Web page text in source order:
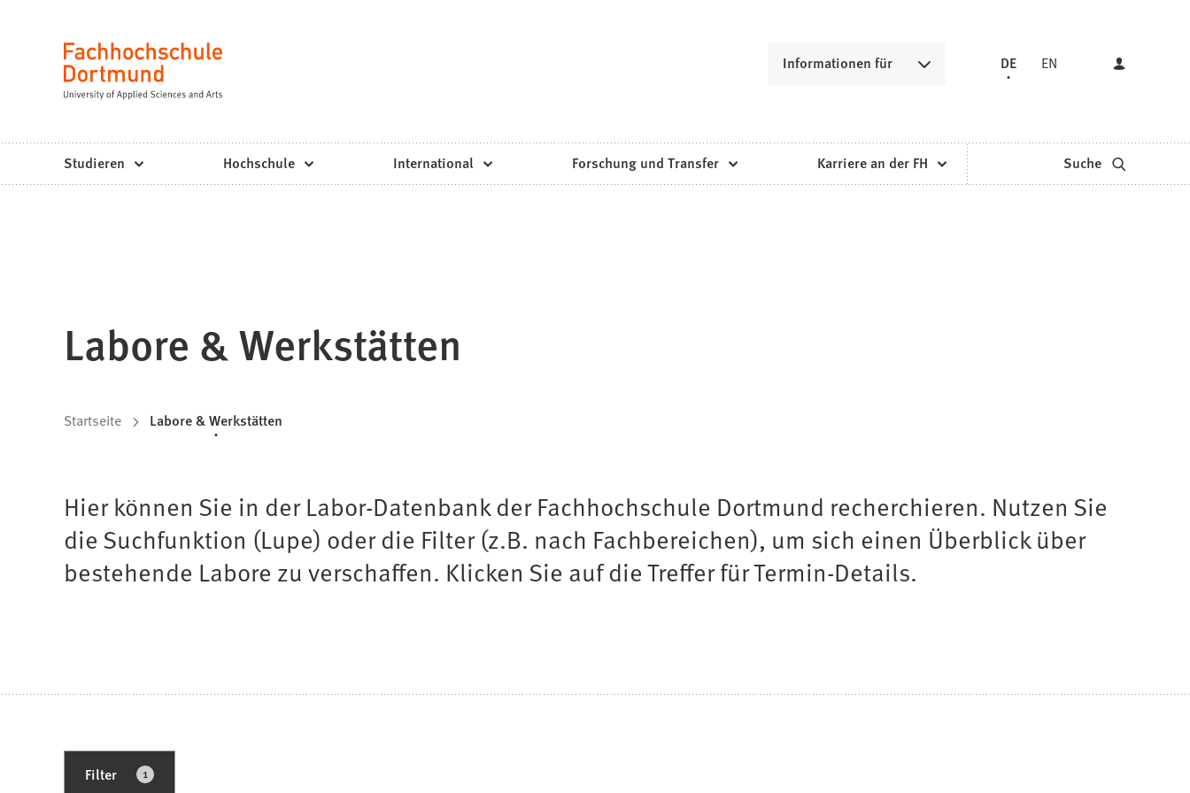
Dortmund
-
Studiengänge,
Bewerbung
Informationen für
Sprache DE EN
Studieren Hochschule International Forschung und Transfer Karriere an der FH Suche
Labore & Werkstätten
Sie
sich
hier:
Startseite Labore & Werkstätten
Hier können Sie in der Labor-Datenbank der Fachhochschule Dortmund recherchieren. Nutzen Sie
die Suchfunktion (Lupe) oder die Filter (z.B. nach Fachbereichen), um sich einen Überblick über
bestehende Labore zu verschaffen. Klicken Sie auf die Treffer für Termin-Details.
Filter 1